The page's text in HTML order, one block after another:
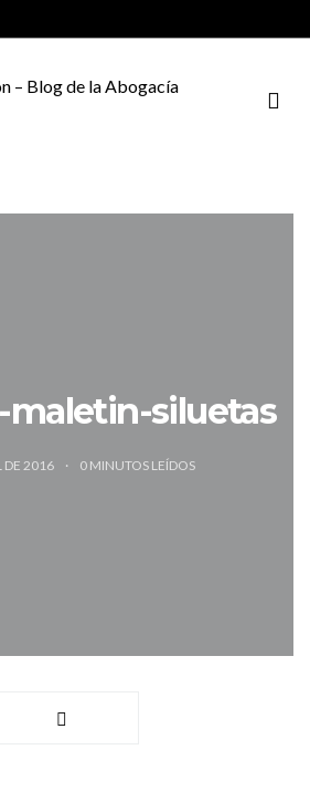
maletin-siluetas
DE 2016 0 MINUTOS LEÍDOS